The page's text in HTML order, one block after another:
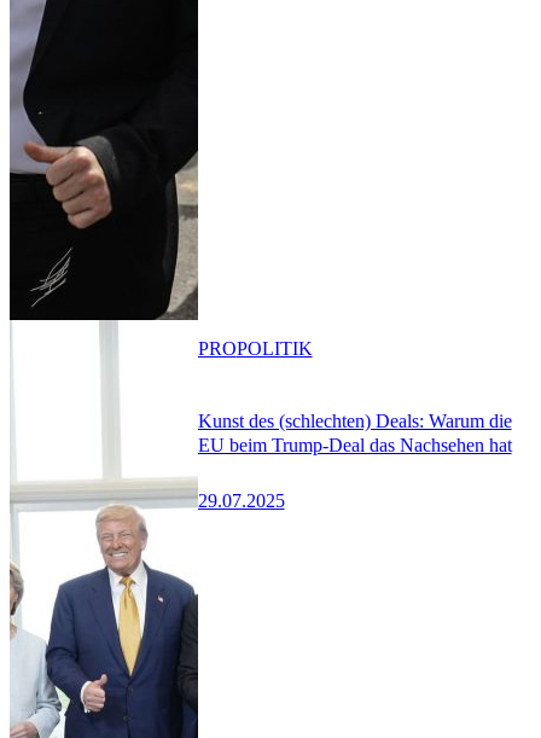
Kunst des (schlechten) Deals: Warum die
EU beim Trump-Deal das Nachsehen hat
29.07.2025
PROPOLITIK